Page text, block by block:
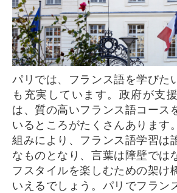
パリでは、フランス語を学びたい外国人への支援
も充実しています。政府が支
は、質の高いフランス語コース
いるところがたくさんあります
組みにより、フランス語学習は
なものとなり、言葉は障壁では
フスタイルを楽しむための架け
いえるでしょう。パリでフラン